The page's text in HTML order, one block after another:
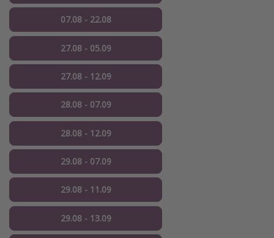
07.08 - 22.08
27.08 - 05.09
27.08 - 12.09
28.08 - 07.09
28.08 - 12.09
29.08 - 07.09
29.08 - 11.09
29.08 - 13.09